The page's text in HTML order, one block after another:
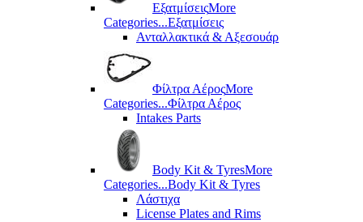
ΕξατμίσειςMore
Categories...Εξατμίσεις
Ανταλλακτικά & Αξεσουάρ
Φίλτρα ΑέροςMore
Categories...Φίλτρα Αέρος
Intakes Parts
Body Kit & TyresMore
Categories...Body Kit & Tyres
Λάστιχα
License Plates and Rims